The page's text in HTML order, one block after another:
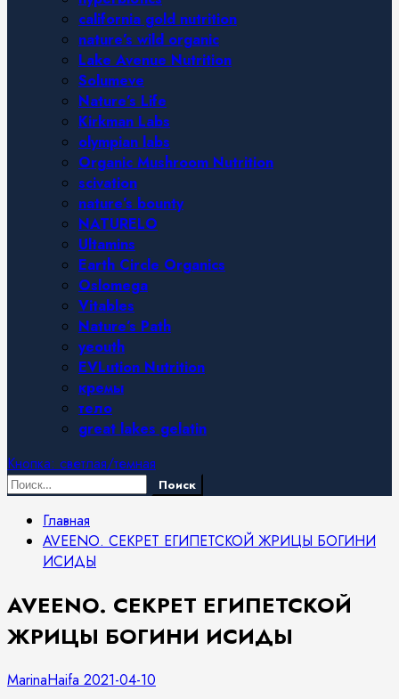
california gold nutrition
nature’s wild organic
Lake Avenue Nutrition
Solumeve
Nature’s Life
Kirkman Labs
olympian labs
Organic Mushroom Nutrition
scivation
nature’s bounty
NATURELO
Ultamins
Earth Circle Organics
Oslomega
Vitables
Nature’s Path
yeouth
EVLution Nutrition
кремы
тело
great lakes gelatin
Кнопка: светлая/темная
Найти:
Главная
AVEENO. СЕКРЕТ ЕГИПЕТСКОЙ ЖРИЦЫ БОГИНИ
ИСИДЫ
AVEENO. СЕКРЕТ ЕГИПЕТСКОЙ
ЖРИЦЫ БОГИНИ ИСИДЫ
MarinaHaifa 2021-04-10